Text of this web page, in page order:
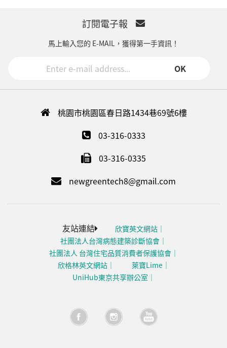
訂閱電子報
馬上輸入您的 E-MAIL，獲得第一手資訊！
OK
桃園市桃園區春日路1434巷69號6樓
03-316-0333
03-316-0335
newgreentech8@gmail.com
友站連結
欣寶英文網站
社團法人台灣病態建築診斷協會
社團法人 台灣住宅品質消費者保護協會
欣格林英文網站
萊寶Lime
UniHub東京共享辦公室